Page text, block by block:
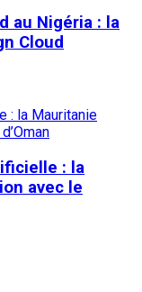
au Nigéria : la
Cloud
: la
avec le